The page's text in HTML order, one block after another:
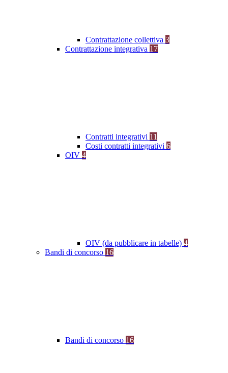
Contrattazione collettiva 3
Contrattazione integrativa 17
Contratti integrativi 11
Costi contratti integrativi 6
OIV 4
OIV (da pubblicare in tabelle) 4
Bandi di concorso 16
Bandi di concorso 16